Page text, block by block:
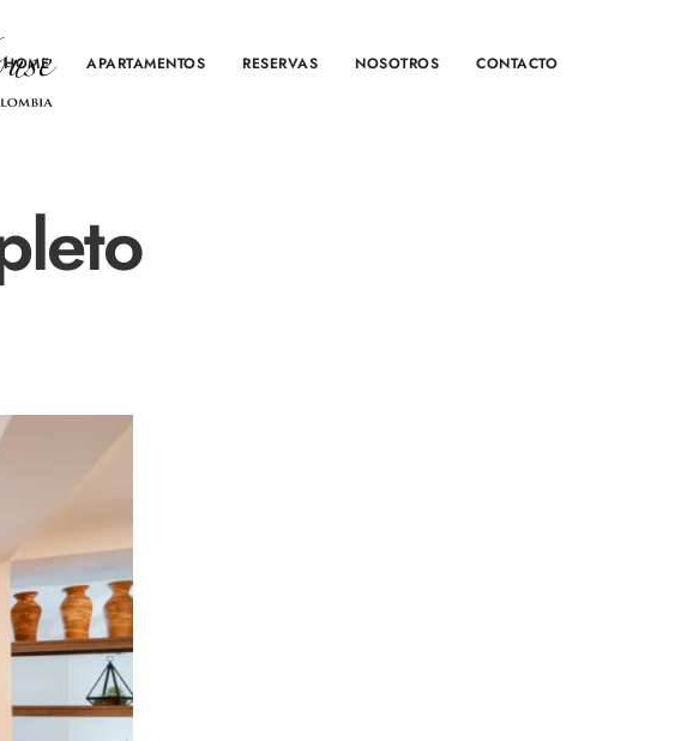
HOME APARTAMENTOS RESERVAS NOSOTROS CONTACTO